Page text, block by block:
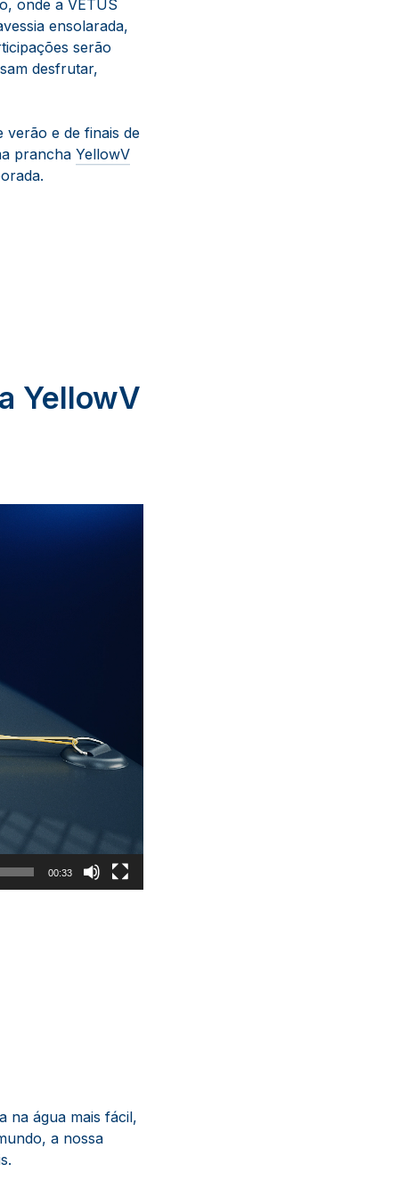
onde a VETUS
ensolarada,
serão
desfrutar,
e de finais de
prancha YellowV
YellowV
00:33
na água mais fácil,
a nossa